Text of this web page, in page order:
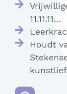
11.11.11…
Houdt